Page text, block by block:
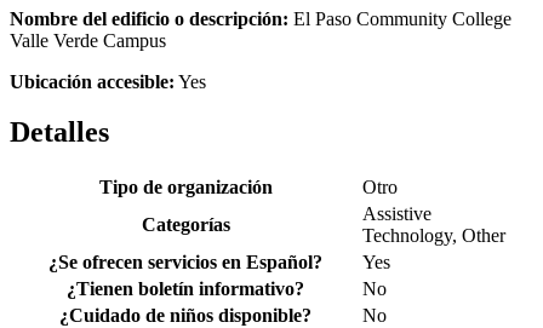
Nombre del edificio o descripción: El Paso Community College
Valle Verde Campus
Ubicación accesible: Yes
Detalles
Tipo de organización
Otro
Categorías
Assistive
Technology, Other
¿Se ofrecen servicios en Español?
Yes
¿Tienen boletín informativo?
No
¿Cuidado de niños disponible?
No